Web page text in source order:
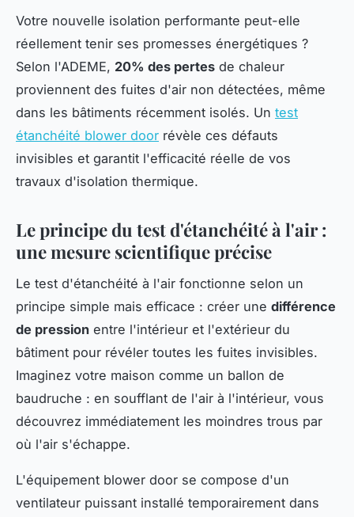
Votre nouvelle isolation performante peut-elle
réellement tenir ses promesses énergétiques ?
Selon l'ADEME, 20% des pertes de chaleur
proviennent des fuites d'air non détectées, même
dans les bâtiments récemment isolés. Un test
étanchéité blower door révèle ces défauts
invisibles et garantit l'efficacité réelle de vos
travaux d'isolation thermique.
Le principe du test d'étanchéité à l'air :
une mesure scientifique précise
Le test d'étanchéité à l'air fonctionne selon un
principe simple mais efficace : créer une différence
de pression entre l'intérieur et l'extérieur du
bâtiment pour révéler toutes les fuites invisibles.
Imaginez votre maison comme un ballon de
baudruche : en soufflant de l'air à l'intérieur, vous
découvrez immédiatement les moindres trous par
où l'air s'échappe.
L'équipement blower door se compose d'un
ventilateur puissant installé temporairement dans